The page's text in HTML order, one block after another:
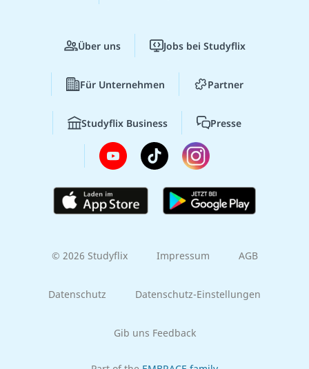
Über uns Jobs bei Studyflix
Für Unternehmen Partner
Studyflix Business Presse
© 2026 Studyflix Impressum AGB
Datenschutz Datenschutz-Einstellungen
Gib uns Feedback